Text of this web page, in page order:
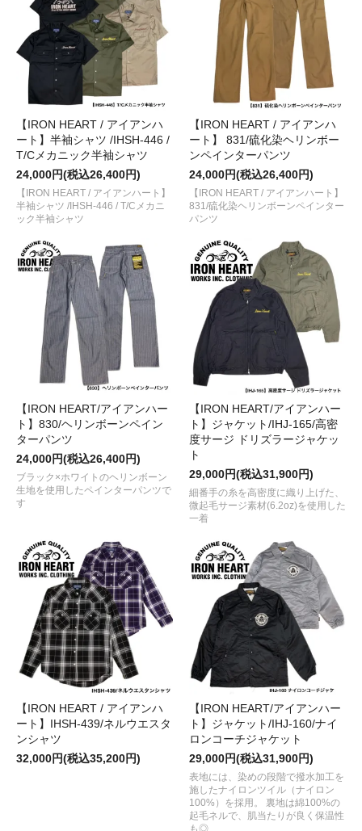
【IRON HEART / アイアンハ
ート】半袖シャツ /IHSH-446 /
T/Cメカニック半袖シャツ
24,000円(税込26,400円)
【IRON HEART / アイアンハート】
半袖シャツ /IHSH-446 / T/Cメカニ
ック半袖シャツ
【IRON HEART / アイアンハ
ート】 831/硫化染ヘリンボー
ンペインターパンツ
24,000円(税込26,400円)
【IRON HEART / アイアンハート】
831/硫化染ヘリンボーンペインター
パンツ
【IRON HEART/アイアンハー
ト】830/ヘリンボーンペイン
ターパンツ
24,000円(税込26,400円)
ブラック×ホワイトのヘリンボーン
生地を使用したペインターパンツで
す
【IRON HEART/アイアンハー
ト】ジャケット/IHJ-165/高密
度サージ ドリズラージャケッ
ト
29,000円(税込31,900円)
細番手の糸を高密度に織り上げた、
微起毛サージ素材(6.2oz)を使用した
一着
【IRON HEART / アイアンハ
ート】IHSH-439/ネルウエスタ
ンシャツ
32,000円(税込35,200円)
【IRON HEART/アイアンハー
ト】ジャケット/IHJ-160/ナイ
ロンコーチジャケット
29,000円(税込31,900円)
表地には、染めの段階で撥水加工を
施したナイロンツイル（ナイロン
100%）を採用。 裏地は綿100%の
起毛ネルで、肌当たりが良く保温性
も◎